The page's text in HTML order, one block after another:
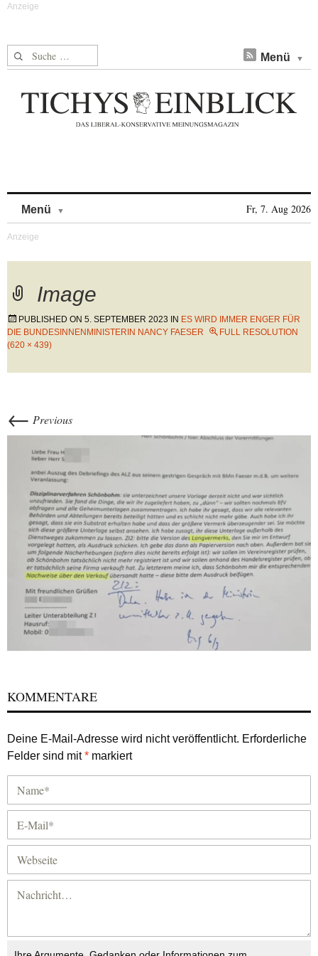
Suche nach: Menü
Menü Fr, 7. Aug 2026
Image
PUBLISHED ON 5. SEPTEMBER 2023 IN ES WIRD IMMER ENGER FÜR
DIE BUNDESINNENMINISTERIN NANCY FAESER
FULL RESOLUTION
(620 × 439)
← Previous
KOMMENTARE
Deine E-Mail-Adresse wird nicht veröffentlicht. Erforderliche
Felder sind mit* markiert